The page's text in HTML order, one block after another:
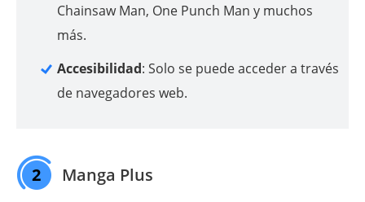
Chainsaw Man, One Punch Man y muchos
más.
Accesibilidad: Solo se puede acceder a través
de navegadores web.
2 Manga Plus